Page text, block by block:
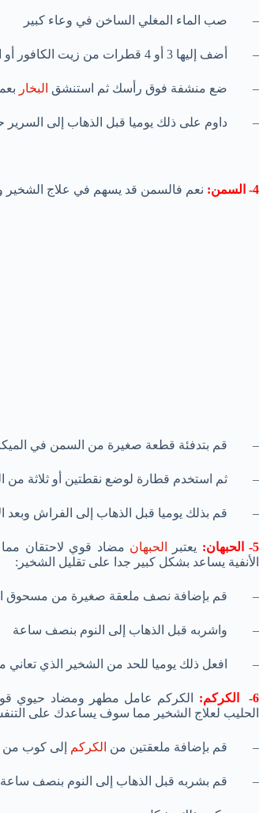
– صب الماء المغلي الساخن في وعاء كبير
– أضف إليها 3 أو 4 قطرات من زيت الكافور أو الزيت العطري
– ضع منشفة فوق رأسك ثم استنشق البخار بعمق
– داوم على ذلك يوميا قبل الذهاب إلى السرير
4- السمن: نعم فالسمن قد يسهم في علاج الشخير
– قم بتدفئة قطعة صغيرة من السمن في
– ثم استخدم قطارة لوضع نقطتين أو ثلاثة من
– قم بذلك يوميا قبل الذهاب إلى الفراش وبعد
5- الحبهان: يعتبر الحبهان مضاد قوي لاحتقان مما
الأنفية يساعد بشكل كبير جدا على تقليل الشخير:
– قم بإضافة نصف ملعقة صغيرة من مسحوق
– واشربه قبل الذهاب إلى النوم بنصف ساعة
– افعل ذلك يوميا للحد من الشخير الذي تعاني
6- الكركم:
الكركم عامل مطهر ومضاد حيوي
الحليب لعلاج الشخير مما سوف يساعدك على التنفس
– قم بإضافة ملعقتين من الكركم إلى كوب من
– قم بشربه قبل الذهاب إلى النوم بنصف ساعة